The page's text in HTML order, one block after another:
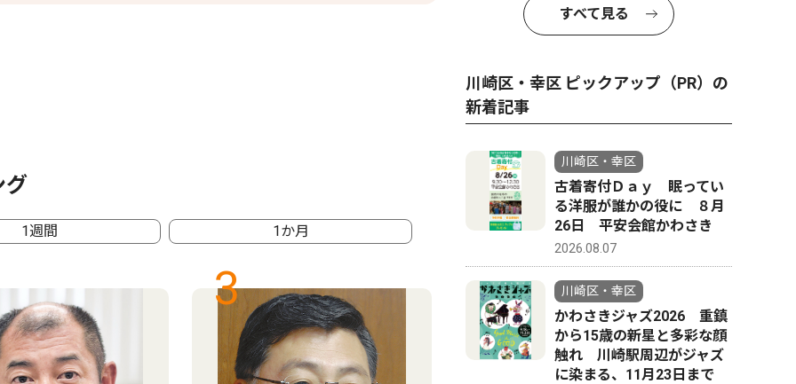
グ
1週間 1か月
3 4
すべて見る
川崎区・幸区 ピックアップ（PR）の
新着記事
川崎区・幸区
古着寄付Ｄａｙ 眠ってい
る洋服が誰かの役に ８月
26日 平安会館かわさき
2026.08.07
川崎区・幸区
かわさきジャズ2026 重鎮
から15歳の新星と多彩な顔
触れ 川崎駅周辺がジャズ
に染まる、11月23日まで